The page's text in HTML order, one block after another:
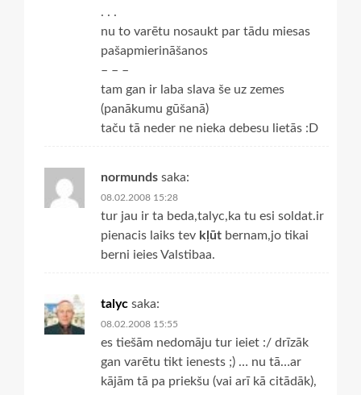
. . .
nu to varētu nosaukt par tādu miesas
pašapmierināšanos
– – –
tam gan ir laba slava še uz zemes
(panākumu gūšanā)
taču tā neder ne nieka debesu lietās :D
normunds saka:
08.02.2008 15:28
tur jau ir ta beda,talyc,ka tu esi soldat.ir
pienacis laiks tev kļūt bernam,jo tikai
berni ieies Valstibaa.
talyc saka:
08.02.2008 15:55
es tiešām nedomāju tur ieiet :/ drīzāk
gan varētu tikt ienests ;) … nu tā…ar
kājām tā pa priekšu (vai arī kā citādāk),